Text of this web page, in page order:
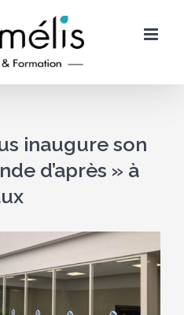
inaugure son
d’après » à